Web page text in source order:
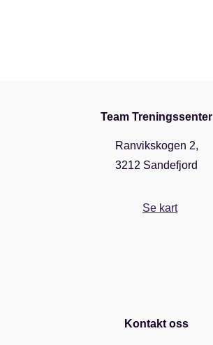
Team Treningssenter
Ranvikskogen 2,
3212 Sandefjord
Se kart
Kontakt oss